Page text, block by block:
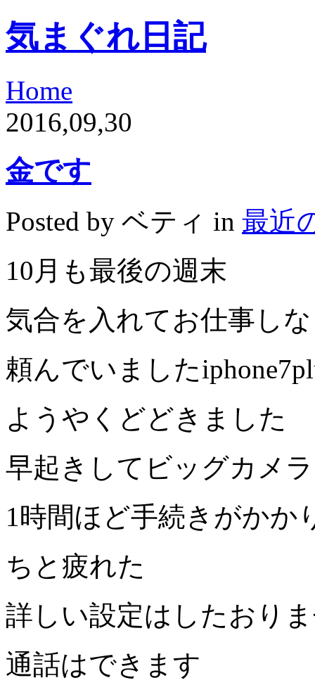
気まぐれ日記
Home
2016,09,30
金です
Posted by ベティ in 最近
10月も最後の週末
気合を入れてお仕事し
頼んでいました
ようやくどどきました
早起きしてビッグカメ
1時間ほど手続きがかか
ちと疲れた
詳しい設定はしたおり
通話はできます